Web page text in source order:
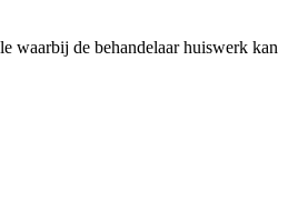
waarbij de behandelaar huiswerk kan